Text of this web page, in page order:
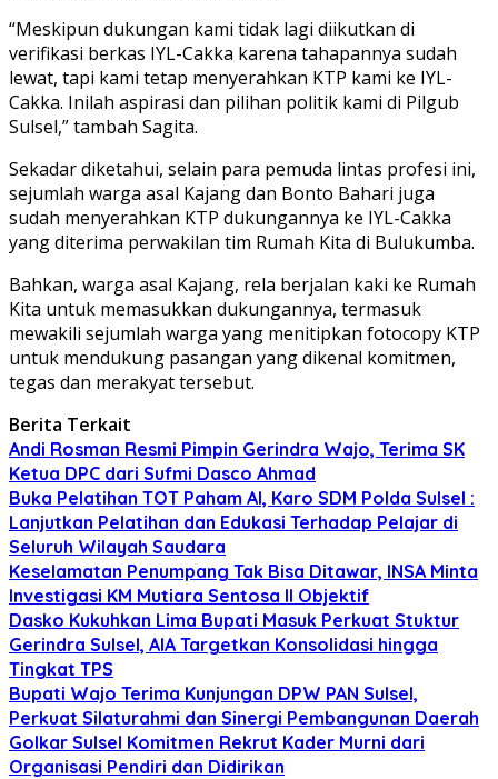
“Meskipun dukungan kami tidak lagi diikutkan di
verifikasi berkas IYL-Cakka karena tahapannya sudah
lewat, tapi kami tetap menyerahkan KTP kami ke IYL-
Cakka. Inilah aspirasi dan pilihan politik kami di Pilgub
Sulsel,” tambah Sagita.
Sekadar diketahui, selain para pemuda lintas profesi ini,
sejumlah warga asal Kajang dan Bonto Bahari juga
sudah menyerahkan KTP dukungannya ke IYL-Cakka
yang diterima perwakilan tim Rumah Kita di Bulukumba.
Bahkan, warga asal Kajang, rela berjalan kaki ke Rumah
Kita untuk memasukkan dukungannya, termasuk
mewakili sejumlah warga yang menitipkan fotocopy KTP
untuk mendukung pasangan yang dikenal komitmen,
tegas dan merakyat tersebut.
Berita Terkait
Andi Rosman Resmi Pimpin Gerindra Wajo, Terima SK
Ketua DPC dari Sufmi Dasco Ahmad
Buka Pelatihan TOT Paham AI, Karo SDM Polda Sulsel :
Lanjutkan Pelatihan dan Edukasi Terhadap Pelajar di
Seluruh Wilayah Saudara
Keselamatan Penumpang Tak Bisa Ditawar, INSA Minta
Investigasi KM Mutiara Sentosa II Objektif
Dasko Kukuhkan Lima Bupati Masuk Perkuat Stuktur
Gerindra Sulsel, AIA Targetkan Konsolidasi hingga
Tingkat TPS
Bupati Wajo Terima Kunjungan DPW PAN Sulsel,
Perkuat Silaturahmi dan Sinergi Pembangunan Daerah
Golkar Sulsel Komitmen Rekrut Kader Murni dari
Organisasi Pendiri dan Didirikan